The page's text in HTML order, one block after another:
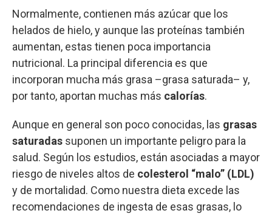
Normalmente, contienen más azúcar que los
helados de hielo, y aunque las proteínas también
aumentan, estas tienen poca importancia
nutricional. La principal diferencia es que
incorporan mucha más grasa –grasa saturada– y,
por tanto, aportan muchas más calorías.
Aunque en general son poco conocidas, las grasas
saturadas suponen un importante peligro para la
salud. Según los estudios, están asociadas a mayor
riesgo de niveles altos de colesterol “malo” (LDL)
y de mortalidad. Como nuestra dieta excede las
recomendaciones de ingesta de esas grasas, lo